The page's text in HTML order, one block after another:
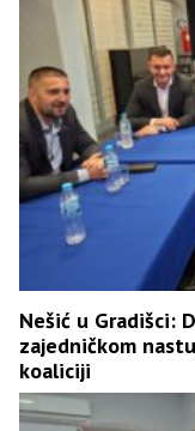
Nešić u Gradišci:
zajedničkom
koaliciji